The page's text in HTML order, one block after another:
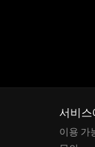
서비스
이용 가